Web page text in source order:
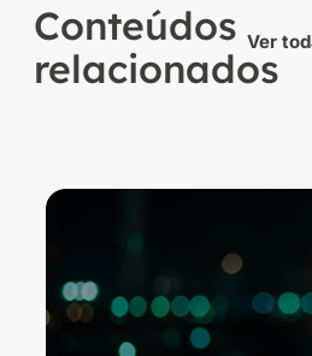
Conteúdos
relacionados
Ver